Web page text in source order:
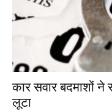
कार सवार बदमाशों
लूटा